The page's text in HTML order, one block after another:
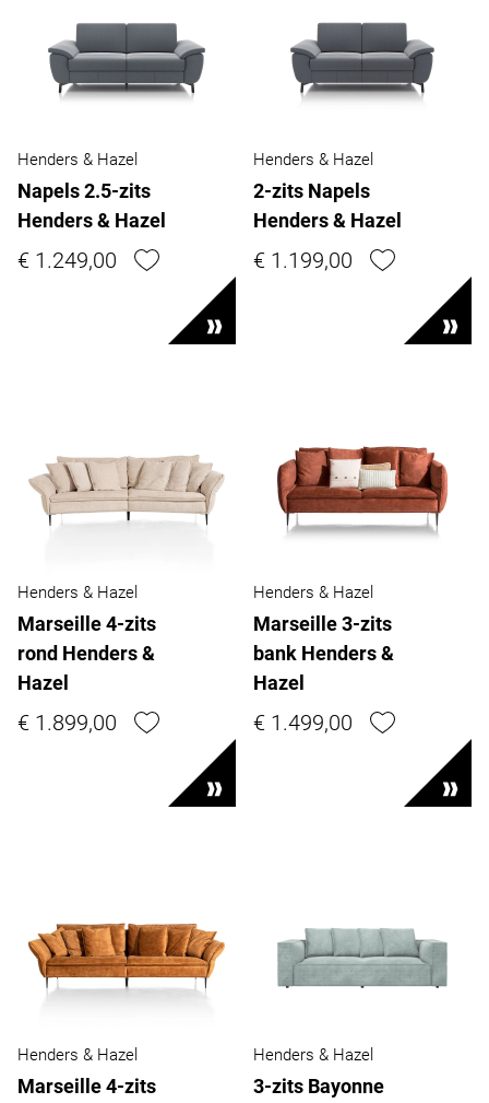
Henders & Hazel
Napels 2.5-zits
Henders & Hazel
€ 1.249,00
Henders & Hazel
2-zits Napels
Henders & Hazel
€ 1.199,00
Henders & Hazel
Marseille 4-zits
rond Henders &
Hazel
€ 1.899,00
Henders & Hazel
Marseille 3-zits
bank Henders &
Hazel
€ 1.499,00
Henders & Hazel
Marseille 4-zits
Henders & Hazel
3-zits Bayonne